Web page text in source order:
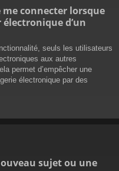
me connecter lorsque
d’un
seuls les utilisateurs
aux autres
permet d’empêcher une
électronique par des
sujet ou une